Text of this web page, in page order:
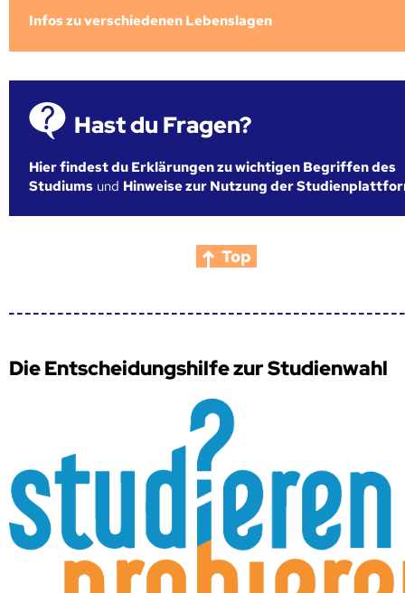
Infos zu verschiedenen Lebenslagen
Hast du Fragen?
Hier findest du Erklärungen zu wichtigen Begriffen des
Studiums und Hinweise zur Nutzung der
Top
Die Entscheidungshilfe zur Studienwahl